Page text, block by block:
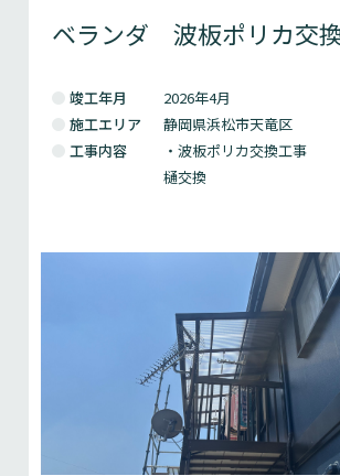
ベランダ 波板ポリカ交
竣工年月
2026年4月
施工エリア
静岡県浜松市天竜区
工事内容
・波板ポリカ交換工事
樋交換